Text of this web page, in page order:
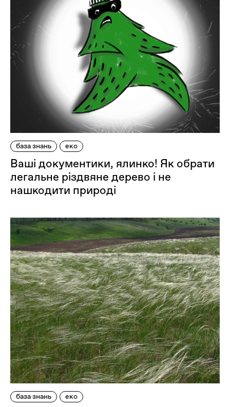
база знань еко
Ваші документики, ялинко! Як обрати
легальне різдвяне дерево і не
нашкодити природі
база знань еко